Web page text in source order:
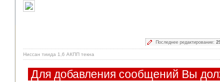
Последнее редактирование:
Ниссан тиида 1,6 АКПП текна
Для добавления сообщений Вы